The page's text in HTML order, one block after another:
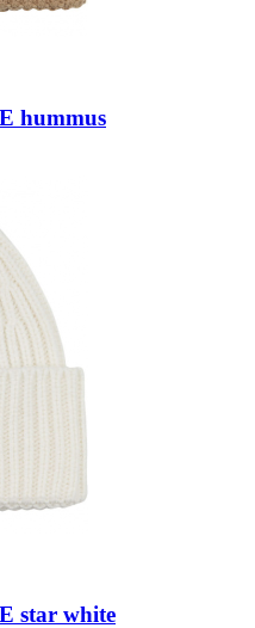
hummus
star white